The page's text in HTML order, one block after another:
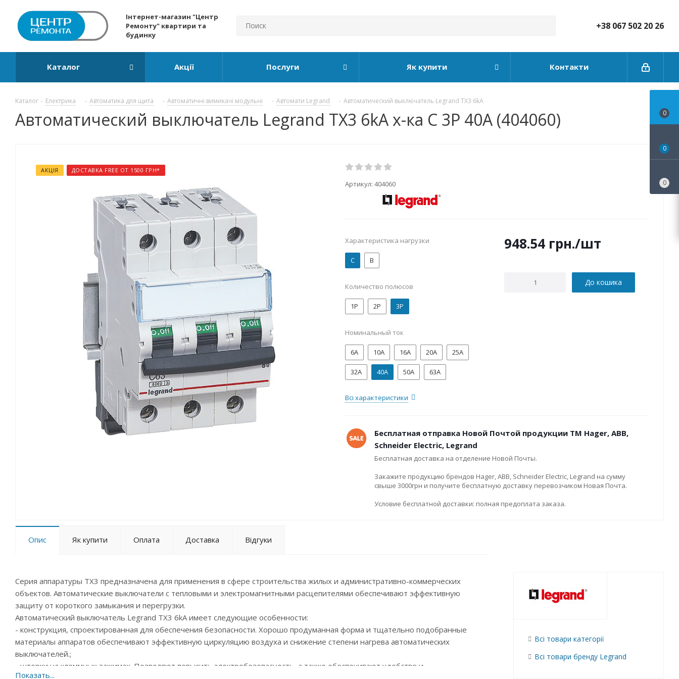
Інтернет-магазин "Центр
Ремонту" квартири та
будинку
+38 067 502 20 26
Каталог Акції Послуги Як купити Контакти
Каталог - Електрика - Автоматика для щита - Автоматичні вимикачі модульні - Автомати Legrand - Автоматический выключатель Legrand TX3 6kA
Автоматический выключатель Legrand TX3 6kA х-ка C 3P 40А (404060)
АКЦІЯ ДОСТАВКА FREE ОТ 1500 ГРН*
Артикул: 404060
Характеристика нагрузки
C B
Количество полюсов
1P 2P 3P
Номинальный ток
6А 10А 16А 20А 25А
32А 40А 50А 63А
Всі характеристики
948.54 грн./шт
До кошика
Бесплатная отправка Новой Почтой продукции ТМ Hager, ABB,
Schneider Electric, Legrand
Бесплатная доставка на отделение Новой Почты.
Закажите продукцию брендов Hager, ABB, Schneider Electric, Legrand на сумму
свыше 3000грн и получите бесплатную доставку перевозчиком Новая Почта.
Условие бесплатной доставки: полная предоплата заказа.
Опис Як купити Оплата Доставка Відгуки
Серия аппаратуры TX3 предназначена для применения в сфере строительства жилых и административно-коммерческих
объектов. Автоматические выключатели с тепловыми и электромагнитными расцепителями обеспечивают эффективную
защиту от короткого замыкания и перегрузки.
Автоматический выключатель Legrand TX3 6kA имеет следующие особенности:
- конструкция, спроектированная для обеспечения безопасности. Хорошо продуманная форма и тщательно подобранные
материалы аппаратов обеспечивают эффективную циркуляцию воздуха и снижение степени нагрева автоматических
выключателей.;
- шторки на клеммных зажимах. Позволяют повысить электробезопасность, а также обеспечивают удобство и
Всі товари категорії
Всі товари бренду Legrand
0
0
0